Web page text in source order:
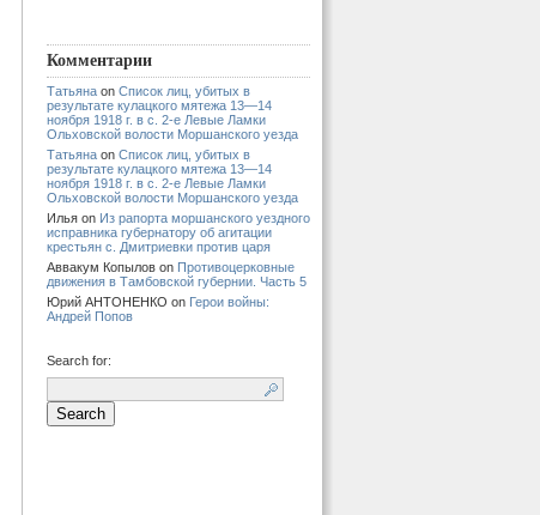
Комментарии
Татьяна on Список лиц, убитых в
результате кулацкого мятежа 13—14
ноября 1918 г. в с. 2-е Левые Ламки
Ольховской волости Моршанского уезда
Татьяна on Список лиц, убитых в
результате кулацкого мятежа 13—14
ноября 1918 г. в с. 2-е Левые Ламки
Ольховской волости Моршанского уезда
Илья on Из рапорта моршанского уездного
исправника губернатору об агитации
крестьян с. Дмитриевки против царя
Аввакум Копылов on Противоцерковные
движения в Тамбовской губернии. Часть 5
Юрий АНТОНЕНКО on Герои войны:
Андрей Попов
Search for: